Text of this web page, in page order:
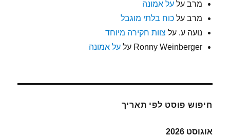
מרב עלעל אמונה
מרב עלכוח בלתי מוגבל
נועה ע. על צוות חקירה מיוחד
Ronny Weinberger עלעל אמונה
חיפוש פוסט לפי תאריך
אוגוסט 2026